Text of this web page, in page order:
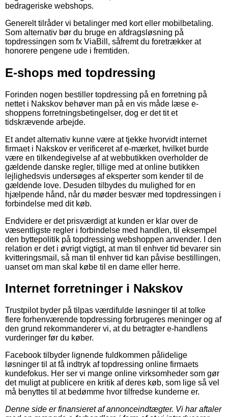
bedrageriske webshops.
Generelt tilråder vi betalinger med kort eller mobilbetaling.
Som alternativ bør du bruge en afdragsløsning på
topdressingen som fx ViaBill, såfremt du foretrækker at
honorere pengene ude i fremtiden.
E-shops med topdressing
Forinden nogen bestiller topdressing på en forretning på
nettet i Nakskov behøver man på en vis måde læse e-
shoppens forretningsbetingelser, dog er det tit et
tidskrævende arbejde.
Et andet alternativ kunne være at tjekke hvorvidt internet
firmaet i Nakskov er verificeret af e-mærket, hvilket burde
være en tilkendegivelse af at webbutikken overholder de
gældende danske regler, tillige med at online butikken
lejlighedsvis undersøges af eksperter som kender til de
gældende love. Desuden tilbydes du mulighed for en
hjælpende hånd, når du møder besvær med topdressingen i
forbindelse med dit køb.
Endvidere er det prisværdigt at kunden er klar over de
væsentligste regler i forbindelse med handlen, til eksempel
den byttepolitik på topdressing webshoppen anvender. I den
relation er det i øvrigt vigtigt, at man til enhver tid bevarer sin
kvitteringsmail, så man til enhver tid kan påvise bestillingen,
uanset om man skal købe til en dame eller herre.
Internet forretninger i Nakskov
Trustpilot byder på tilpas værdifulde løsninger til at tolke
flere forhenværende topdressing forbrugeres meninger og af
den grund rekommanderer vi, at du betragter e-handlens
vurderinger før du køber.
Facebook tilbyder lignende fuldkommen pålidelige
løsninger til at få indtryk af topdressing online firmaets
kundefokus. Her ser vi mange online virksomheder som gør
det muligt at publicere en kritik af deres køb, som lige så vel
må benyttes til at bedømme hvor tilfredse kunderne er.
Denne side er finansieret af annonceindtægter. Vi har aftaler